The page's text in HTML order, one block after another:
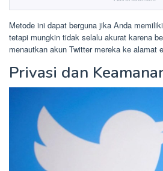
Metode ini dapat berguna jika Anda
tetapi mungkin tidak selalu akurat karena
menautkan akun Twitter mereka ke alamat
Privasi dan